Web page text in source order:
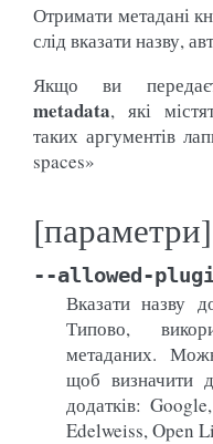
Отримати метадані
слід вказати назву,
Якщо ви
metadata, які
таких аргументів
spaces»
[параметри]
--allowed-
Вказати назву
Типово,
метаданих.
щоб визначити
додатків:
Edelweiss, Open